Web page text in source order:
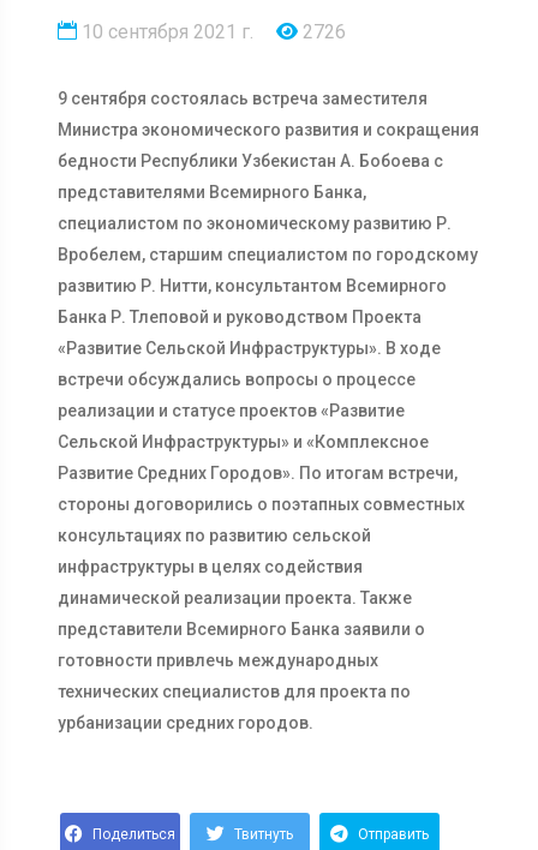
10 сентября 2021 г. 2726
9 сентября состоялась встреча заместителя
Министра экономического развития и сокращения
бедности Республики Узбекистан А. Бобоева с
представителями Всемирного Банка,
специалистом по экономическому развитию Р.
Вробелем, старшим специалистом по городскому
развитию Р. Нитти, консультантом Всемирного
Банка Р. Тлеповой и руководством Проекта
«Развитие Сельской Инфраструктуры». В ходе
встречи обсуждались вопросы о процессе
реализации и статусе проектов «Развитие
Сельской Инфраструктуры» и «Комплексное
Развитие Средних Городов». По итогам встречи,
стороны договорились о поэтапных совместных
консультациях по развитию сельской
инфраструктуры в целях содействия
динамической реализации проекта. Также
представители Всемирного Банка заявили о
готовности привлечь международных
технических специалистов для проекта по
урбанизации средних городов.
Поделиться Твитнуть Отправить